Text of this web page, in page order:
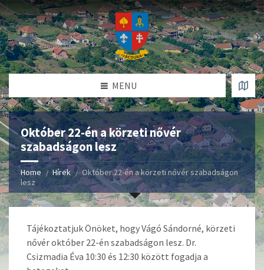
MENU
Október 22-én a körzeti nővér
szabadságon lesz
Home Hírek
Október 22-én a körzeti nővér szabadságon
lesz
Tájékoztatjuk Önöket, hogy Vágó Sándorné, körzeti
nővér október 22-én szabadságon lesz. Dr.
Csizmadia Éva 10:30 és 12:30 között fogadja a